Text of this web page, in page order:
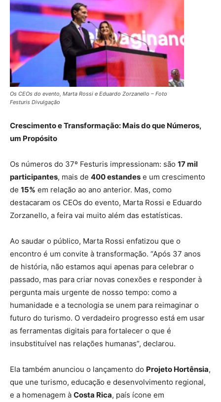
Os CEOs do evento, Marta Rossi e Eduardo Zorzanello – Foto
Festuris Divulgação
Crescimento e Transformação: Mais do que Números,
um Propósito
Os números do 37º Festuris impressionam: são 17 mil
participantes, mais de 400 estandes e um crescimento
de 15% em relação ao ano anterior. Mas, como
destacaram os CEOs do evento, Marta Rossi e Eduardo
Zorzanello, a feira vai muito além das estatísticas.
Ao saudar o público, Marta Rossi enfatizou que o
encontro é um convite à transformação. “Após 37 anos
de história, não estamos aqui apenas para celebrar o
passado, mas para criar novas conexões e responder à
pergunta mais urgente de nosso tempo: como a
humanidade e a tecnologia se unem para reimaginar o
futuro do turismo. O verdadeiro progresso está em usar
as ferramentas digitais para fortalecer o que é
insubstituível nas relações humanas”, declarou.
Ela também anunciou o lançamento do Projeto Hortênsia,
que une turismo, educação e desenvolvimento regional,
e a homenagem à Costa Rica, país ícone em